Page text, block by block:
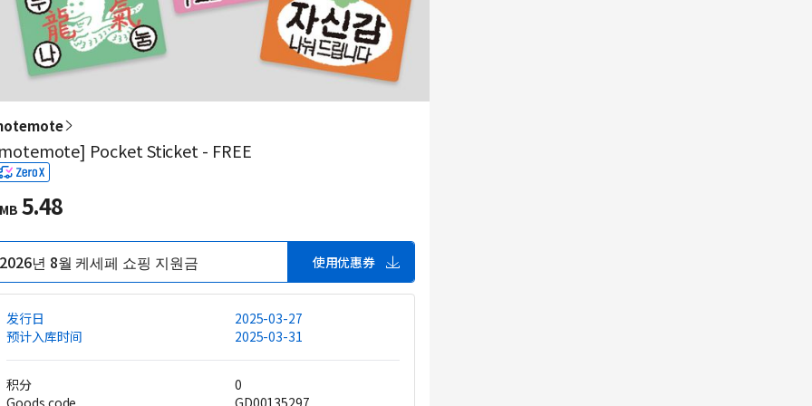
Pocket Sticket - FREE
5.48
2026년 8월 케세페 쇼핑 지원금 使用优惠券
发行日
2025-03-27
预计入库时间
2025-03-31
积分
0
Goods code
GD00135297